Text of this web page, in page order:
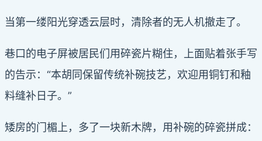
当第一缕阳光穿透云层时，清除者的无人机撤走了。
巷口的电子屏被居民们用碎瓷片糊住，上面贴着张手写
的告示：“本胡同保留传统补碗技艺，欢迎用铜钉和釉
料缝补日子。”
矮房的门楣上，多了一块新木牌，用补碗的碎瓷拼成：